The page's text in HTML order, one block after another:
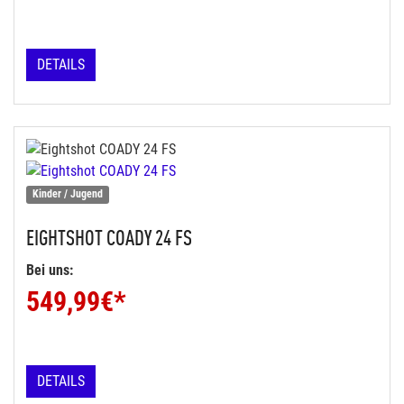
DETAILS
Kinder / Jugend
EIGHTSHOTCOADY 24 FS
Bei uns:
549,99€*
DETAILS